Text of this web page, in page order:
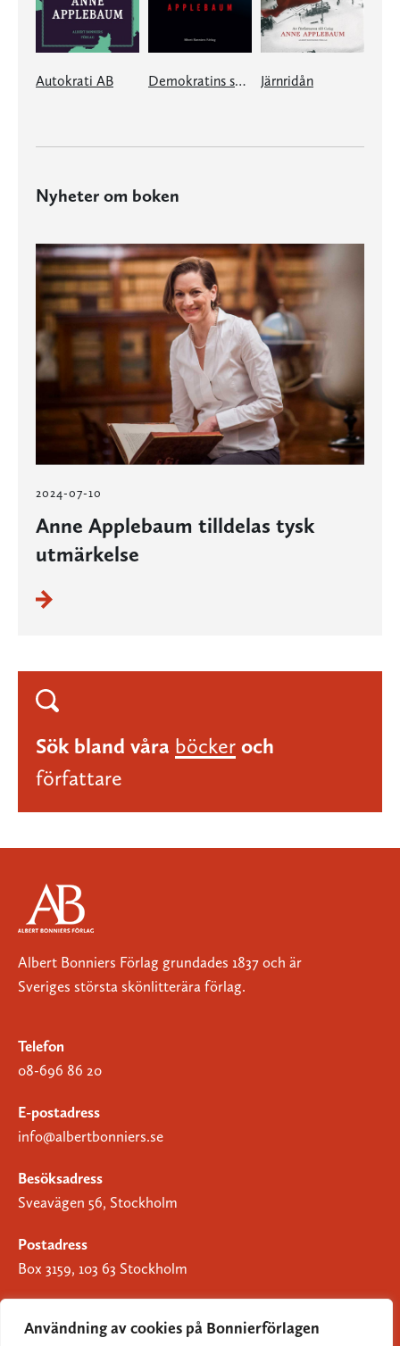
Användning av cookies på Bonnierförlagen
Autokrati AB Demokratins skymning Järnridån
Nyheter om boken
2024-07-10
Anne Applebaum tilldelas tysk
utmärkelse
Sök bland våra böcker och
författare
Albert Bonniers Förlag grundades 1837 och är
Sveriges största skönlitterära förlag.
Telefon
08-696 86 20
E-postadress
info@albertbonniers.se
Besöksadress
Sveavägen 56, Stockholm
Postadress
Box 3159, 103 63 Stockholm